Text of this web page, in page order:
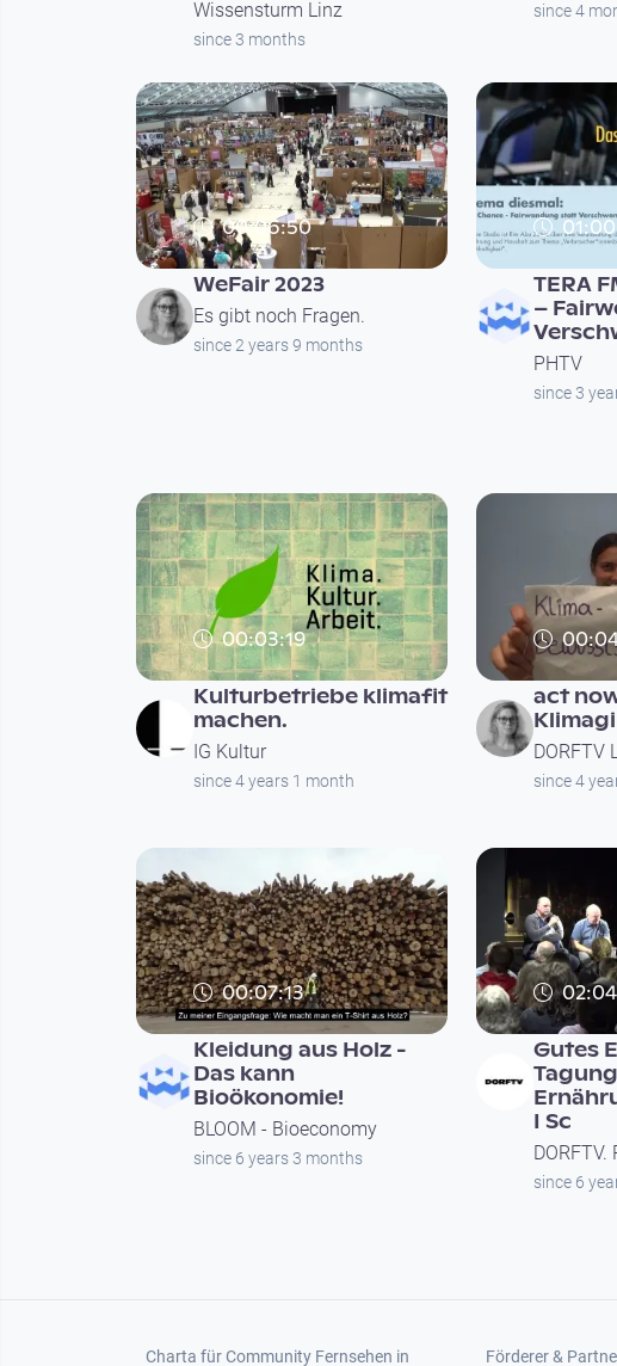
Wissensturm Linz
since 3 months
since 4
00:06:50
WeFair 2023
Es gibt noch Fragen.
since 2 years 9 months
TERA
–
PHTV
since 3
00:03:19
Kulturbetriebe klimafit
machen.
IG Kultur
since 4 years 1 month
act
DORFTV
since 4
00:07:13
Kleidung aus Holz -
Das kann
Bioökonomie!
BLOOM - Bioeconomy
since 6 years 3 months
Gutes
I Sc
since 6
Footer 1
Charta für Community Fernsehen in Footer 2
Förderer &